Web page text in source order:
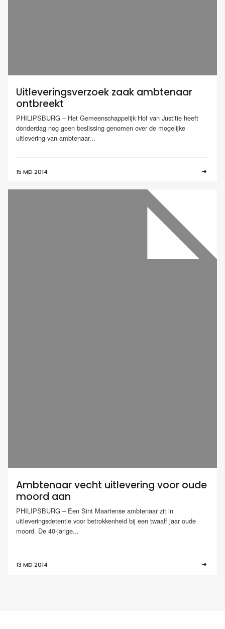
Uitleveringsverzoek zaak ambtenaar
ontbreekt
PHILIPSBURG – Het Gemeenschappelijk Hof van Justitie heeft
donderdag nog geen beslissing genomen over de mogelijke
uitlevering van ambtenaar...
15 MEI 2014
Ambtenaar vecht uitlevering voor oude
moord aan
PHILIPSBURG – Een Sint Maartense ambtenaar zit in
uitleveringsdetentie voor betrokkenheid bij een twaalf jaar oude
moord. De 40-jarige...
13 MEI 2014